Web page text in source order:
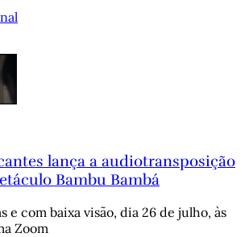
lança a audiotransposição
Bambu Bambá
e com baixa visão, dia 26 de julho, às
Zoom